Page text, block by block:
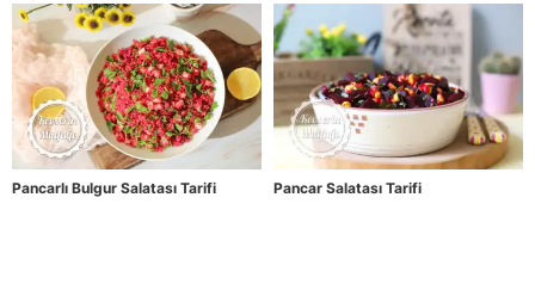
Pancarlı Bulgur Salatası Tarifi Pancar Salatası Tarifi